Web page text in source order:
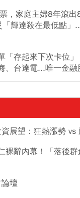
，家庭主婦8年滾出
輝達殺在最低點」
「存起來下次卡位
、台達電...唯一金融
展望：狂熱漲勢 vs
裸辭內幕！「落後
壇